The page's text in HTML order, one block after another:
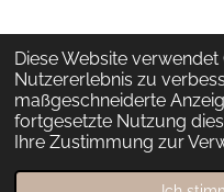
Diese Website
Nutzererlebnis zu
maßgeschneiderte
fortgesetzte Nutzung
Ihre Zustimmung zur